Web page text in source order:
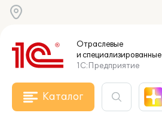
Отраслевые
и специализированные
1С:Предприятие
Каталог